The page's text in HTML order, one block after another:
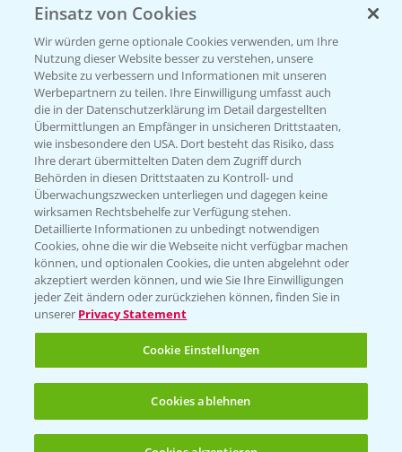
Beratung auf WhatsApp
T.+49 (0)174 346 564 1
KONTAKT
Hilfe in Notfällen
T.+49 (0)214/30-20220
Folgen Sie uns
Einsatz von Cookies
Wir würden gerne optionale Cookies verwenden, um Ihre
Nutzung dieser Website besser zu verstehen, unsere
Website zu verbessern und Informationen mit unseren
Werbepartnern zu teilen. Ihre Einwilligung umfasst auch
die in der Datenschutzerklärung im Detail dargestellten
Übermittlungen an Empfänger in unsicheren Drittstaaten,
wie insbesondere den USA. Dort besteht das Risiko, dass
Ihre derart übermittelten Daten dem Zugriff durch
Behörden in diesen Drittstaaten zu Kontroll- und
Überwachungszwecken unterliegen und dagegen keine
wirksamen Rechtsbehelfe zur Verfügung stehen.
Detaillierte Informationen zu unbedingt notwendigen
Cookies, ohne die wir die Webseite nicht verfügbar machen
können, und optionalen Cookies, die unten abgelehnt oder
akzeptiert werden können, und wie Sie Ihre Einwilligungen
jeder Zeit ändern oder zurückziehen können, finden Sie in
unserer Privacy Statement
Cookie Einstellungen
Cookies ablehnen